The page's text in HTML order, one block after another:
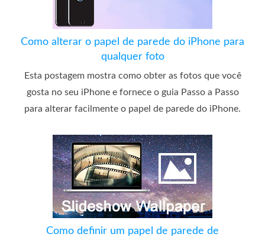
Como alterar o papel de parede do iPhone para
qualquer foto
Esta postagem mostra como obter as fotos que você
gosta no seu iPhone e fornece o guia Passo a Passo
para alterar facilmente o papel de parede do iPhone.
Como definir um papel de parede de